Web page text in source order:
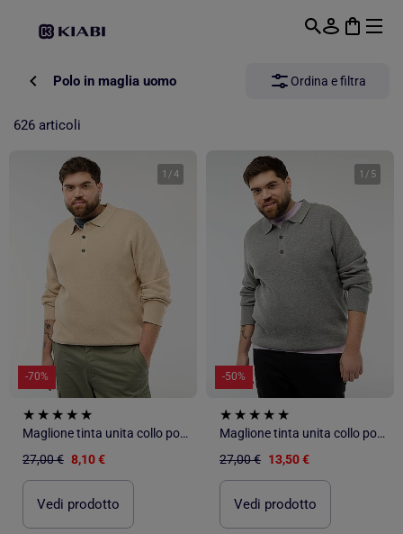
Polo in maglia uomo Ordina e filtra
626 articoli
1 /4
-70%
Maglione tinta unita collo polo abbottonato
27,00 € 8,10 €
Vedi prodotto
1 / 5
-50%
Maglione tinta unita collo polo abbottonato
27,00 € 13,50 €
Vedi prodotto